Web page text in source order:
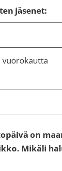
jäsenet:
on
Mikäli